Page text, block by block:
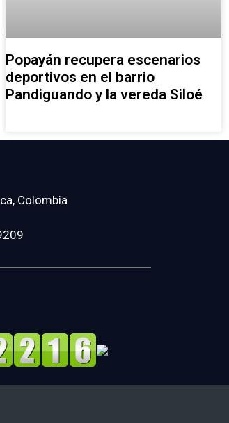
Popayán recupera escenarios
deportivos en el barrio
Pandiguando y la vereda Siloé
Colombia